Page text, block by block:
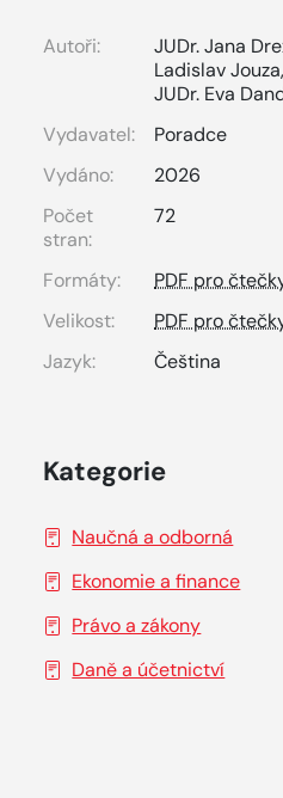
Autoři: JUDr. Jana
Ladislav Jouza,
JUDr. Eva
Vydavatel:
Poradce
Vydáno:
2026
Počet
stran:
72
Formáty:
PDF pro
Velikost:
PDF pro
Jazyk:
Čeština
Kategorie
Naučná a odborná
Ekonomie a finance
Právo a zákony
Daně a účetnictví